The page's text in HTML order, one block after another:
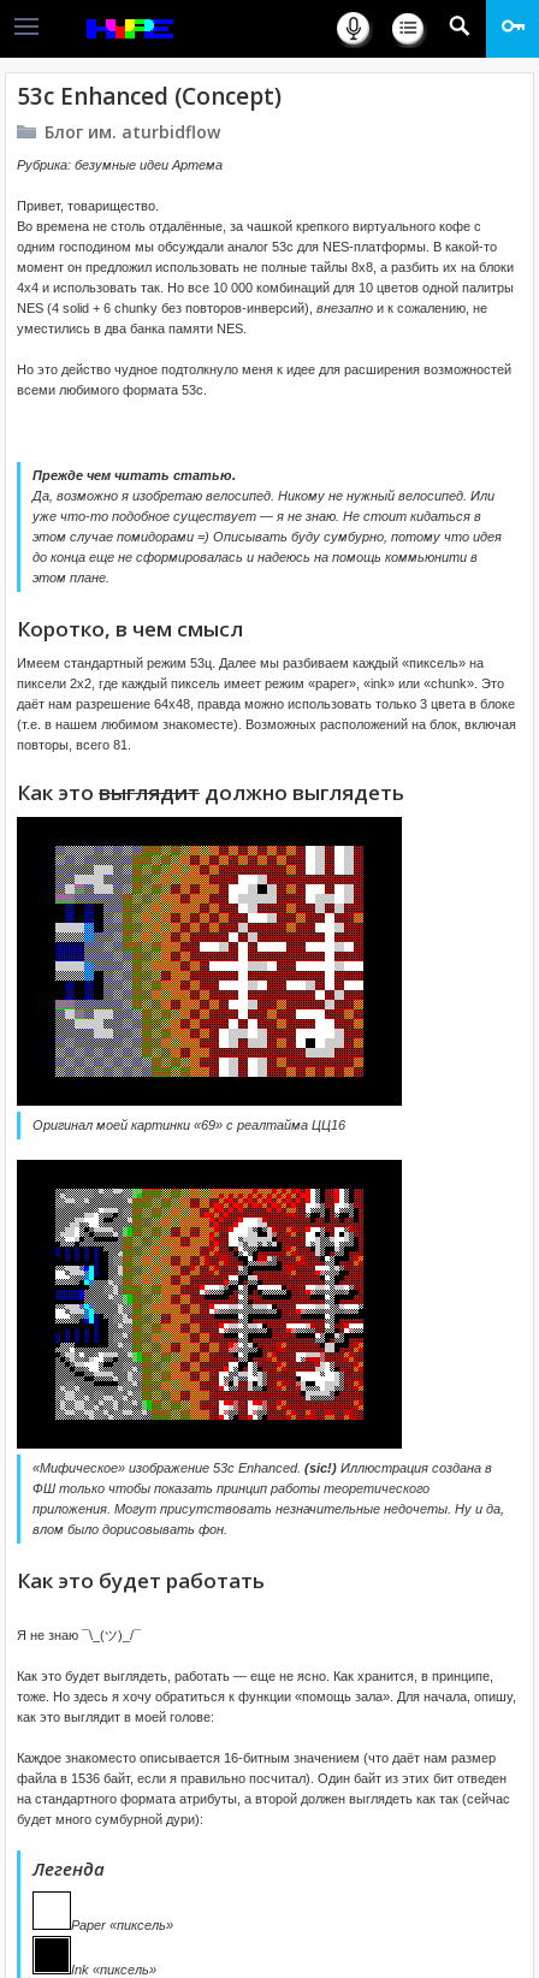
53c Enhanced (Concept)
Блог им. aturbidflow
Рубрика: безумные идеи Артема
Привет, товарищество.
Во времена не столь отдалённые, за чашкой крепкого виртуального кофе с
одним господином мы обсуждали аналог 53c для NES-платформы. В какой-то
момент он предложил использовать не полные тайлы 8х8, а разбить их на блоки
4х4 и использовать так. Но все 10 000 комбинаций для 10 цветов одной палитры
NES (4 solid + 6 chunky без повторов-инверсий), внезапно и к сожалению, не
уместились в два банка памяти NES.
Но это действо чудное подтолкнуло меня к идее для расширения возможностей
всеми любимого формата 53c.
Прежде чем читать статью.
Да, возможно я изобретаю велосипед. Никому не нужный велосипед. Или
уже что-то подобное существует — я не знаю. Не стоит кидаться в
этом случае помидорами =) Описывать буду сумбурно, потому что идея
до конца еще не сформировалась и надеюсь на помощь коммьюнити в
этом плане.
Коротко, в чем смысл
Имеем стандартный режим 53ц. Далее мы разбиваем каждый «пиксель» на
пиксели 2х2, где каждый пиксель имеет режим «paper», «ink» или «chunk». Это
даёт нам разрешение 64х48, правда можно использовать только 3 цвета в блоке
(т.е. в нашем любимом знакоместе). Возможных расположений на блок, включая
повторы, всего 81.
Как это выглядит должно выглядеть
Оригинал моей картинки «69» с реалтайма ЦЦ16
«Мифическое» изображение 53c Enhanced. (sic!) Иллюстрация создана в
ФШ только чтобы показать принцип работы теоретического
приложения. Могут присутствовать незначительные недочеты. Ну и да,
влом было дорисовывать фон.
Как это будет работать
Я не знаю ¯\_(ツ)_/¯
Как это будет выглядеть, работать — еще не ясно. Как хранится, в принципе,
тоже. Но здесь я хочу обратиться к функции «помощь зала». Для начала, опишу,
как это выглядит в моей голове:
Каждое знакоместо описывается 16-битным значением (что даёт нам размер
файла в 1536 байт, если я правильно посчитал). Один байт из этих бит отведен
на стандартного формата атрибуты, а второй должен выглядеть как так (сейчас
будет много сумбурной дури):
Легенда
Paper «пиксель»
Ink «пиксель»